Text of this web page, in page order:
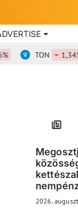
TON 1,34$ -
2026.